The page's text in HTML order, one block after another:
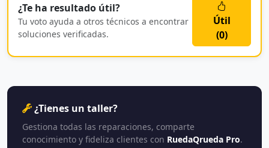
¿Te ha resultado útil?
Tu voto ayuda a otros técnicos a encontrar
soluciones verificadas.
Útil
(0)
¿Tienes un taller?
Gestiona todas las reparaciones, comparte
conocimiento y fideliza clientes con RuedaQrueda Pro.